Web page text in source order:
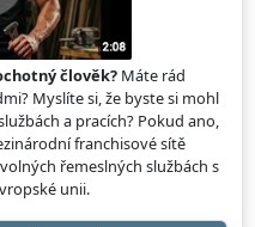
člověk? Máte rád
Myslíte si, že byste si mohl
a pracích? Pokud ano,
franchisové sítě
řemeslných službách s
unii.